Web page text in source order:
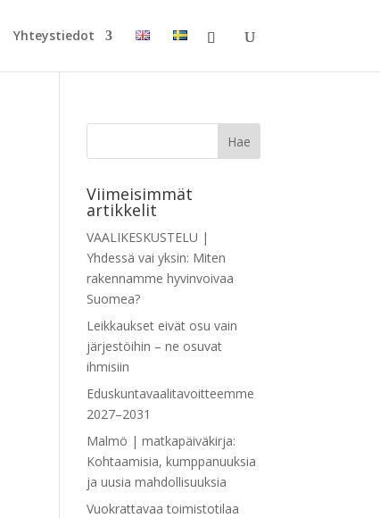
Yhteystiedot
Viimeisimmät
artikkelit
VAALIKESKUSTELU |
Yhdessä vai yksin: Miten
rakennamme hyvinvoivaa
Suomea?
Leikkaukset eivät osu vain
järjestöihin – ne osuvat
ihmisiin
Eduskuntavaalitavoitteemme
2027–2031
Malmö | matkapäiväkirja:
Kohtaamisia, kumppanuuksia
ja uusia mahdollisuuksia
Vuokrattavaa toimistotilaa